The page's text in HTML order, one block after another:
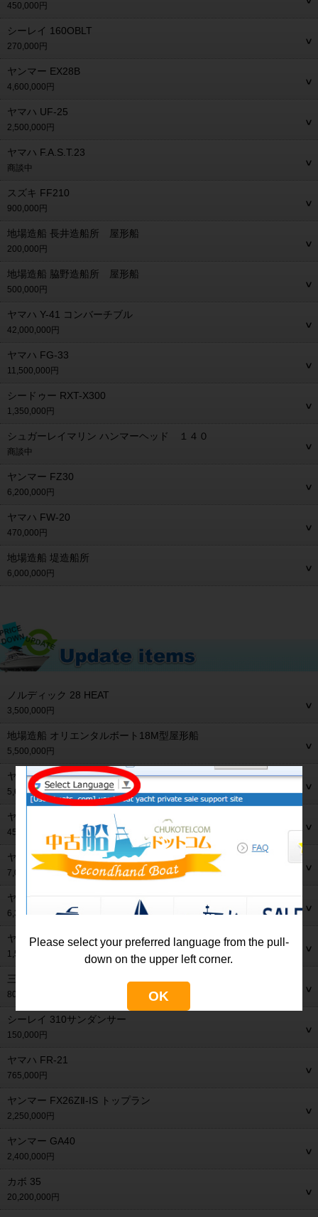
450,000円
シーレイ 160OBLT
270,000円
ヤンマー EX28B
4,600,000円
ヤマハ UF-25
2,500,000円
ヤマハ F.A.S.T.23
商談中
スズキ FF210
900,000円
地場造船 長井造船所 屋形船
200,000円
地場造船 脇野造船所 屋形船
500,000円
ヤマハ Y-41 コンバーチブル
42,000,000円
ヤマハ FG-33
11,500,000円
シードゥー RXT-X300
1,350,000円
シュガーレイマリン ハンマーヘッド １４０
商談中
ヤンマー FZ30
6,200,000円
ヤマハ FW-20
470,000円
地場造船 堤造船所
6,000,000円
ノルディック 28 HEAT
3,500,000円
地場造船 オリエンタルボート18M型屋形船
5,500,000円
ヤマハ UF-29
5,600,000円
ヤマハ サンフレンド19
450,000円
ヤンマー LF26CZ.LTD-JH115M
7,000,000円
ヤンマー DE36F
6,300,000円
ヤマハ PC-26
1,500,000円
三菱 モーニングスター28MS-28
800,000円
シーレイ 310サンダンサー
150,000円
ヤマハ FR-21
765,000円
ヤンマー FX26ZⅡ-IS トップラン
2,250,000円
ヤンマー GA40
2,400,000円
カボ 35
20,200,000円
Please select your preferred language from the pull-
down on the upper left corner.
OK